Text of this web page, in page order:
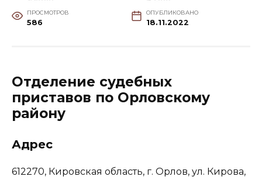
ПРОСМОТРОВ
586
ОПУБЛИКОВАНО
18.11.2022
Отделение судебных
приставов по Орловскому
району
Адрес
612270, Кировская область, г. Орлов, ул. Кирова,